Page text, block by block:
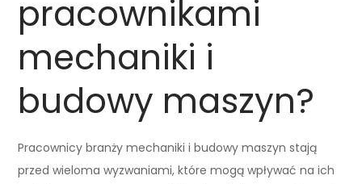
pracownikami
mechaniki i
budowy maszyn?
Pracownicy branży mechaniki i budowy maszyn stają
przed wieloma wyzwaniami, które mogą wpływać na ich